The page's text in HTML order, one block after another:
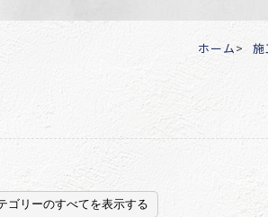
ホーム
ゴリーのすべてを表示する